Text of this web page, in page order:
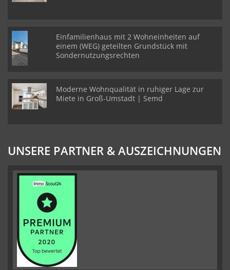
Einfamilienhaus mit 2 Wohneinheiten auf
einem (WEG) geteilten Grundstück mit
Sondernutzungsrechten
Moderne Wohnqualität in ruhiger Lage zur
Miete in Groß-Umstadt | Semd
UNSERE PARTNER & AUSZEICHNUNGEN